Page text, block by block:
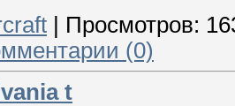
| Просмотров:
(0)
t